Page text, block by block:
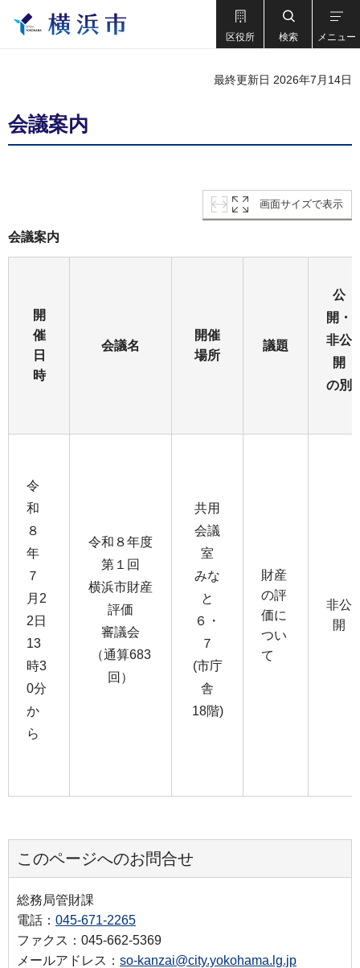
区役所 検索 メニュー
最終更新日 2026年7月14日
会議案内
画面サイズで表示
会議案内
開
催
日
時
会議名
開催
場所
議題
公
開・
非公
開
の別
令
和
８
年
７
月2
2日
13
時3
0分
か
ら
令和８年度
第１回
横浜市財産
評価
審議会
（通算683
回）
共用
会議
室
みな
と
６・
７
(市庁
舎
18階)
財産
の評
価に
つい
て
非公
開
このページへのお問合せ
総務局管財課
電話： 045-671-2265
ファクス：045-662-5369
メールアドレス： so-kanzai@city.yokohama.lg.jp